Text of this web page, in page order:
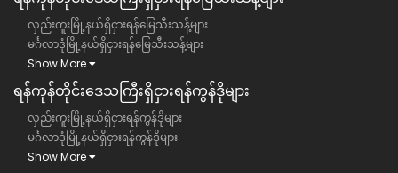
လှည်းကူးမြို့နယ်ရှိငှားရန်မြေသီးသန့်များ
မင်္ဂလာဒုံမြို့နယ်ရှိငှားရန်မြေသီးသန့်များ
Show More
ရန်ကုန်တိုင်းဒေသကြီး​​ရှိငှားရန်ကွန်ဒိုများ
လှည်းကူးမြို့နယ်ရှိငှားရန်ကွန်ဒိုများ
မင်္ဂလာဒုံမြို့နယ်ရှိငှားရန်ကွန်ဒိုများ
Show More